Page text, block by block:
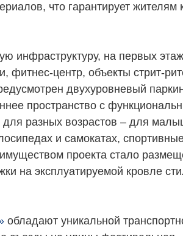
что гарантирует
инфраструктуру, на первых
фитнес-центр, объекты стрит-
двухуровневый
пространство с
разных возрастов – для
и самокатах,
проекта стало
на эксплуатируемой кровле
обладают уникальной